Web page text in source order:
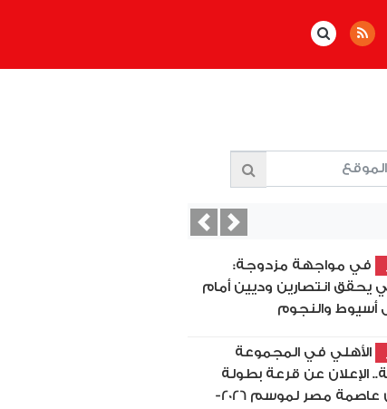
في مواجهة مزدوجة:
يحقق انتصارين وديين أمام
أسيوط والنجوم
الأهلي في المجموعة
الإعلان عن قرعة بطولة
كأس عاصمة مصر لموسم 2026-
PreviousNext